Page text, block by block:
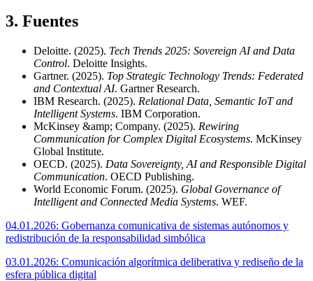
3. Fuentes
Deloitte. (2025). Tech Trends 2025: Sovereign AI and Data
Control. Deloitte Insights.
Gartner. (2025). Top Strategic Technology Trends: Federated
and Contextual AI. Gartner Research.
IBM Research. (2025). Relational Data, Semantic IoT and
Intelligent Systems. IBM Corporation.
McKinsey &amp; Company. (2025). Rewiring
Communication for Complex Digital Ecosystems. McKinsey
Global Institute.
OECD. (2025). Data Sovereignty, AI and Responsible Digital
Communication. OECD Publishing.
World Economic Forum. (2025). Global Governance of
Intelligent and Connected Media Systems. WEF.
04.01.2026: Gobernanza comunicativa de sistemas autónomos y
redistribución de la responsabilidad simbólica
03.01.2026: Comunicación algorítmica deliberativa y rediseño de la
esfera pública digital